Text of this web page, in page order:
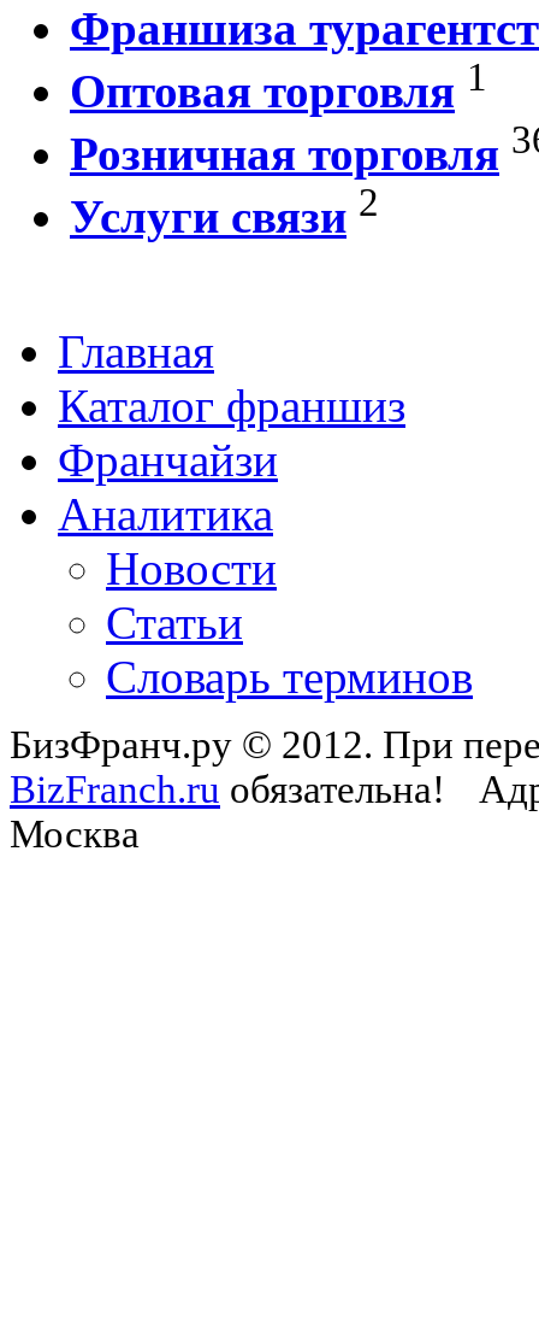
Франшиза
Оптовая торговля 1
Розничная торговля
Услуги связи 2
Главная
Каталог франшиз
Франчайзи
Аналитика
Новости
Статьи
Словарь терминов
БизФранч.ру © 2012. При
BizFranch.ru обязательна!
Москва